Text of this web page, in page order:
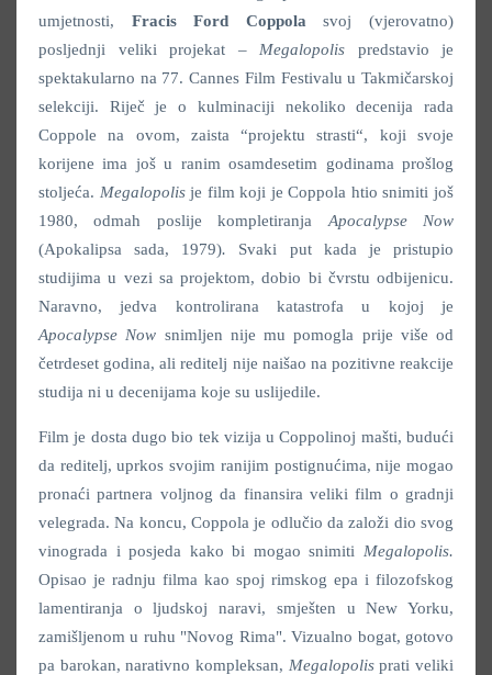
umjetnosti, Fracis Ford Coppola svoj (vjerovatno)
posljednji veliki projekat – Megalopolis predstavio je
spektakularno na 77. Cannes Film Festivalu u Takmičarskoj
selekciji. Riječ je o kulminaciji nekoliko decenija rada
Coppole na ovom, zaista “projektu strasti“, koji svoje
korijene ima još u ranim osamdesetim godinama prošlog
stoljeća. Megalopolisje film koji je Coppola htio snimiti još
1980, odmah poslije kompletiranja Apocalypse Now
(Apokalipsa sada, 1979). Svaki put kada je pristupio
studijima u vezi sa projektom, dobio bi čvrstu odbijenicu.
Naravno, jedva kontrolirana katastrofa u kojoj je
Apocalypse Now snimljen nije mu pomogla prije više od
četrdeset godina, ali reditelj nije naišao na pozitivne reakcije
studija ni u decenijama koje su uslijedile.
Film je dosta dugo bio tek vizija u Coppolinoj mašti, budući
da reditelj, uprkos svojim ranijim postignućima, nije mogao
pronaći partnera voljnog da finansira veliki film o gradnji
velegrada. Na koncu, Coppola je odlučio da založi dio svog
vinograda i posjeda kako bi mogao snimiti Megalopolis.
Opisao je radnju filma kao spoj rimskog epa i filozofskog
lamentiranja o ljudskoj naravi, smješten u New Yorku,
zamišljenom u ruhu "Novog Rima". Vizualno bogat, gotovo
pa barokan, narativno kompleksan, Megalopolisprati veliki